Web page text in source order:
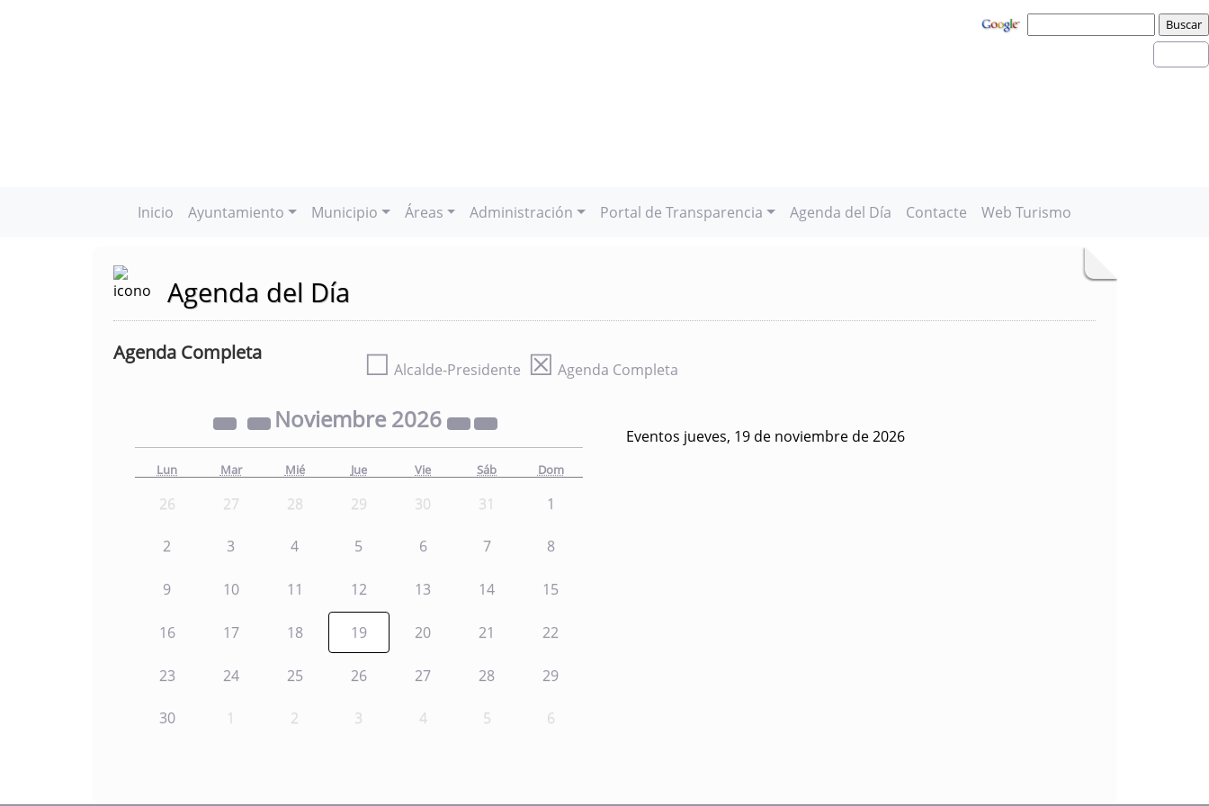
Inicio Ayuntamiento Municipio Áreas Administración Portal de Transparencia Agenda del Día Contacte Web Turismo
Agenda del Día
Agenda Completa ☐ Alcalde-Presidente ☒ Agenda Completa
Noviembre 2026
Lun Mar Mié Jue Vie Sáb Dom
26 27 28 29 30 31 1
2 3 4 5 6 7 8
9 10 11 12 13 14 15
16 17 18 19 20 21 22
23 24 25 26 27 28 29
30 1 2 3 4 5 6
Eventos jueves, 19 de noviembre de 2026